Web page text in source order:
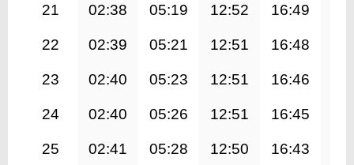
21 02:38 05:19 12:52 16:49
22 02:39 05:21 12:51 16:48
23 02:40 05:23 12:51 16:46
24 02:40 05:26 12:51 16:45
25 02:41 05:28 12:50 16:43